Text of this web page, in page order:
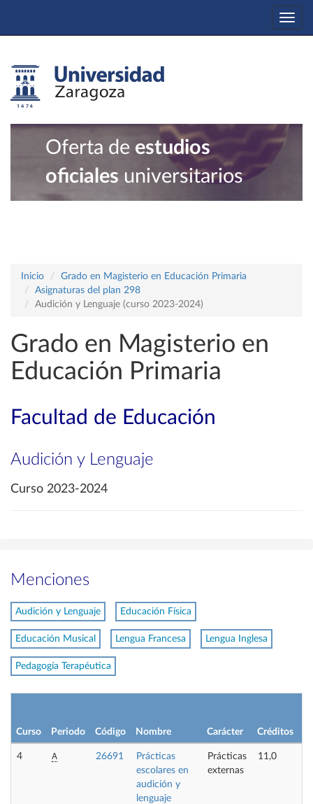
Oferta de estudios
oficiales universitarios
Inicio
Grado en Magisterio en Educación Primaria
Asignaturas del plan 298
Audición y Lenguaje (curso 2023-2024)
Grado en Magisterio en
Educación Primaria
Facultad de Educación
Audición y Lenguaje
Curso 2023-2024
Menciones
Audición y Lenguaje Educación Física
Educación Musical Lengua Francesa Lengua Inglesa
Pedagogía Terapéutica
Curso Periodo Código Nombre Carácter Créditos
4 A 26691
Prácticas
escolares en
audición y
lenguaje
Prácticas
externas
11,0